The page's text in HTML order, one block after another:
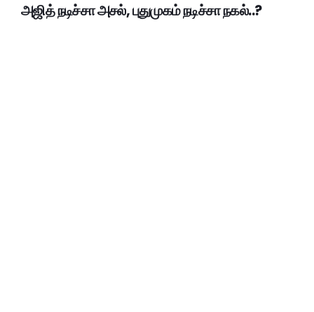
அஜித் நடிச்சா அசல், புதுமுகம் நடிச்சா நகல்..?